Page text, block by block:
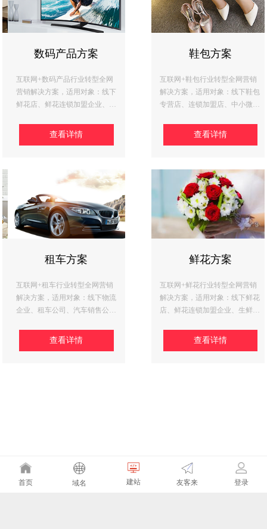
数码产品方案
互联网+数码产品行业转型全网
营销解决方案，适用对象：线下
鲜花店、鲜花连锁加盟企业、生
查看详情
鞋包方案
互联网+鞋包行业转型全网营销
解决方案，适用对象：线下鞋包
专营店、连锁加盟店、中小微鞋
查看详情
租车方案
互联网+租车行业转型全网营销
解决方案，适用对象：线下物流
企业、租车公司、汽车销售公
查看详情
鲜花方案
互联网+鲜花行业转型全网营销
解决方案，适用对象：线下鲜花
店、鲜花连锁加盟企业、生鲜创
查看详情
首页 域名 建站 友客来 登录